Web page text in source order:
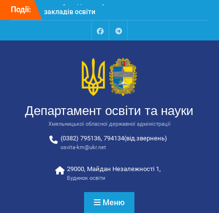
Перейти
Події:
Відбулося засідання
колегії Департаменту
освіти та науки обласної
державної адміністрації
відповідальних за
національно-патріотичне
автобусів для потреб
закладів освіти
FacebookTalegram
Департамент освіти та науки
Хмельницької обласної державної адміністрації
(0382) 795136, 794134(від.звернень)
osvita-km@ukr.net
29000, Майдан Незалежності 1,
Будинок освіти
Меню